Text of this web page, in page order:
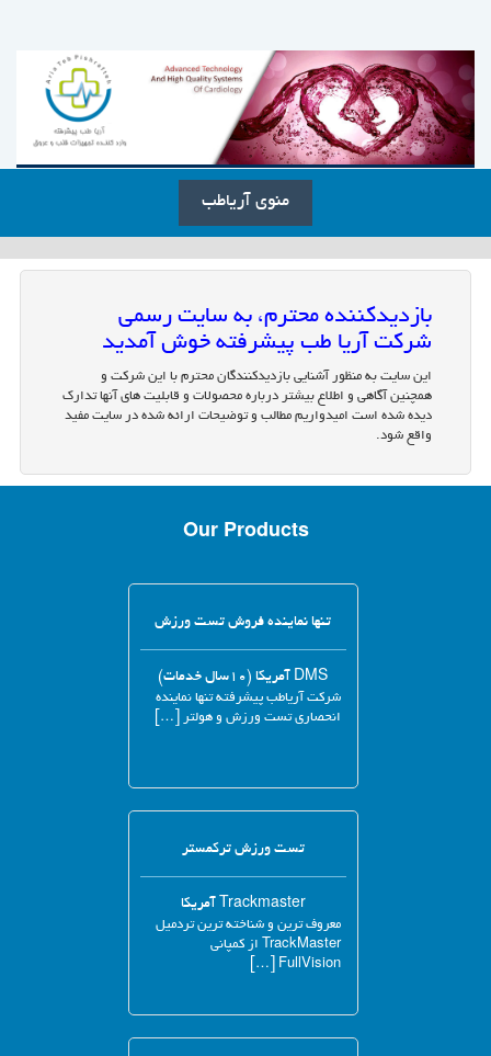
منوی آریاطب
بازدیدکننده محترم، به سایت رسمی
شرکت آریا طب پیشرفته خوش آمدید
این سایت به منظور آشنایی بازدیدکنندگان محترم با این شرکت و
همچنین آگاهی و اطلاع بیشتر درباره محصولات و قابلیت های آنها تدارک
دیده شده است امیدواریم مطالب و توضیحات ارائه شده در سایت مفید
واقع شود.
Our Products
تنها نماینده فروش تست ورزش
DMS آمریکا (۱۰سال خدمات)
شرکت آریاطب پیشرفته تنها نماینده
انحصاری تست ورزش و هولتر […]
تست ورزش ترکمستر
Trackmaster آمریکا
معروف ترین و شناخته ترین تردمیل
TrackMaster از کمپانی
FullVision […]